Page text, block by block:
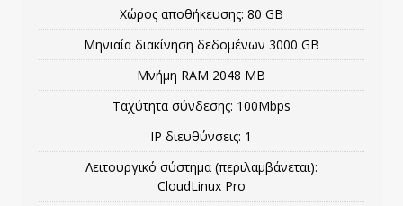
Χώρος αποθήκευσης: 80 GB
Μηνιαία διακίνηση δεδομένων 3000 GB
Μνήμη RΑΜ 2048 MB
Ταχύτητα σύνδεσης: 100Mbps
IP διευθύνσεις: 1
Λειτουργικό σύστημα (περιλαμβάνεται):
CloudLinux Pro